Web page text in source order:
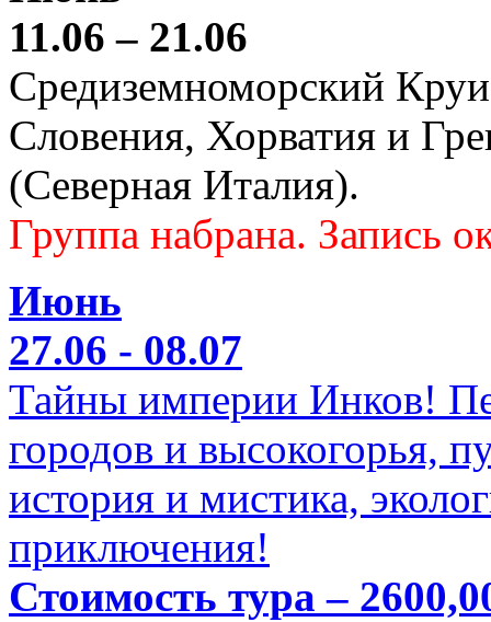
11.06 – 21.06
Средиземноморский
Словения, Хорватия и
(Северная Италия).
Группа набрана. Запись
Июнь
27.06 - 08.07
Тайны империи Инков!
городов и высокогорья,
история и мистика,
приключения!
Стоимость тура –